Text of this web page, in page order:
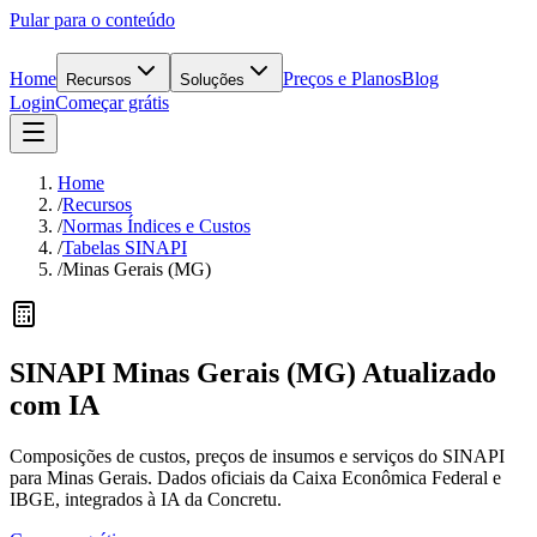
Pular para o conteúdo
Home Recursos Soluções Preços e PlanosBlog
LoginComeçar grátis
Home
/Recursos
/Normas Índices e Custos
/Tabelas SINAPI
/Minas Gerais (MG)
SINAPI Minas Gerais (MG) Atualizado
com IA
Composições de custos, preços de insumos e serviços do SINAPI
para Minas Gerais. Dados oficiais da Caixa Econômica Federal e
IBGE, integrados à IA da Concretu.